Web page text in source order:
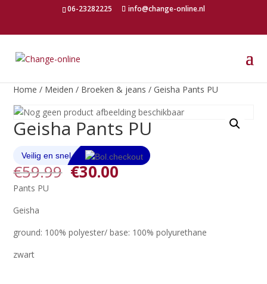
06-23282225 info@change-online.nl
Home / Meiden / Broeken & jeans / Geisha Pants PU
Geisha Pants PU
€59.99 Oorspronkelijke
prijs
€30.00Huidige
Pants PU
Geisha
ground: 100% polyester/ base: 100% polyurethane
zwart